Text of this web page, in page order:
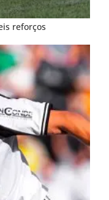
reforços